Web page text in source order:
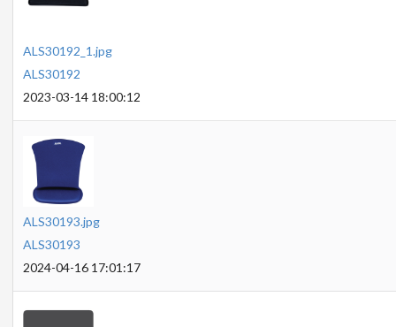
ALS30192_1.jpg
ALS30192
2023-03-14 18:00:12
ALS30193.jpg
ALS30193
2024-04-16 17:01:17